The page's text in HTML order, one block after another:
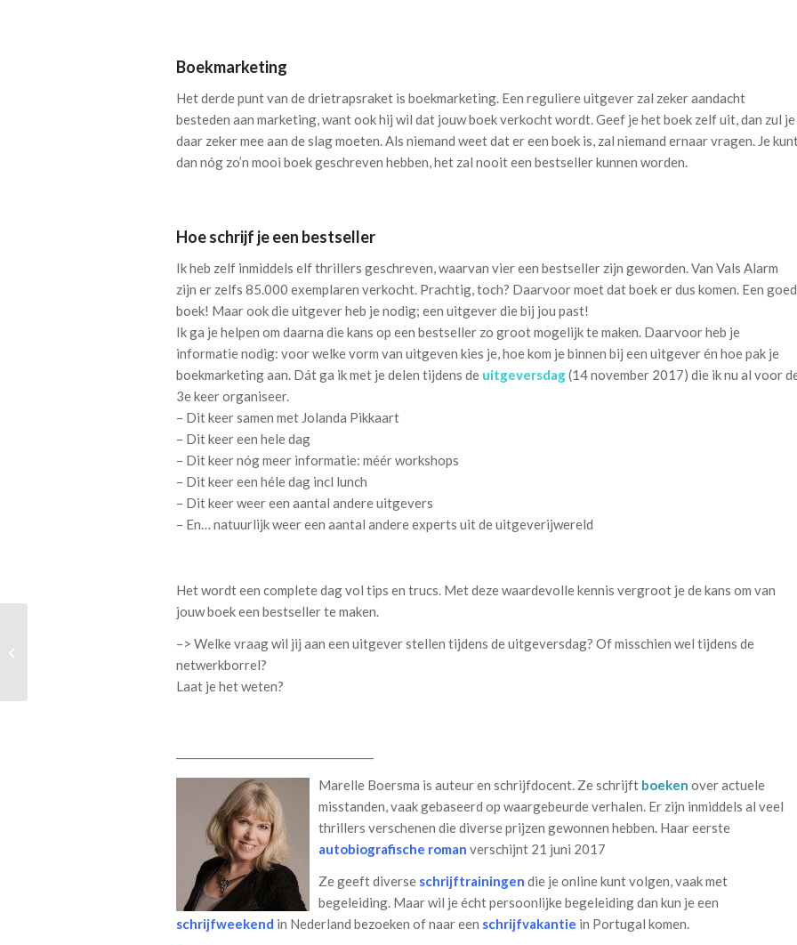
Boekmarketing
Het derde punt van de drietrapsraket is boekmarketing. Een reguliere uitgever zal zeker aandacht
besteden aan marketing, want ook hij wil dat jouw boek verkocht wordt. Geef je het boek zelf uit, dan zul je
daar zeker mee aan de slag moeten. Als niemand weet dat er een boek is, zal niemand ernaar vragen. Je
dan nóg zo’n mooi boek geschreven hebben, het zal nooit een bestseller kunnen worden.
Hoe schrijf je een bestseller
Ik heb zelf inmiddels elf thrillers geschreven, waarvan vier een bestseller zijn geworden. Van Vals Alarm
zijn er zelfs 85.000 exemplaren verkocht. Prachtig, toch? Daarvoor moet dat boek er dus komen. Een goed
boek! Maar ook die uitgever heb je nodig; een uitgever die bij jou past!
Ik ga je helpen om daarna die kans op een bestseller zo groot mogelijk te maken. Daarvoor heb je
informatie nodig: voor welke vorm van uitgeven kies je, hoe kom je binnen bij een uitgever én hoe pak je
boekmarketing aan. Dát ga ik met je delen tijdens de uitgeversdag(14 november 2017) die ik nu al voor
3e keer organiseer.
– Dit keer samen met Jolanda Pikkaart
– Dit keer een hele dag
– Dit keer nóg meer informatie: méér workshops
– Dit keer een héle dag incl lunch
– Dit keer weer een aantal andere uitgevers
– En… natuurlijk weer een aantal andere experts uit de uitgeverijwereld
Het wordt een complete dag vol tips en trucs. Met deze waardevolle kennis vergroot je de kans om van
jouw boek een bestseller te maken.
–> Welke vraag wil jij aan een uitgever stellen tijdens de uitgeversdag? Of misschien wel tijdens de
netwerkborrel?
Laat je het weten?
Marelle Boersma is auteur en schrijfdocent. Ze schrijft boeken over actuele
misstanden, vaak gebaseerd op waargebeurde verhalen. Er zijn inmiddels al veel
thrillers verschenen die diverse prijzen gewonnen hebben. Haar eerste
autobiografische roman verschijnt 21 juni 2017
Ze geeft diverse schrijftrainingen die je online kunt volgen, vaak met
begeleiding. Maar wil je écht persoonlijke begeleiding dan kun je een
schrijfweekend in Nederland bezoeken of naar een schrijfvakantie in Portugal komen.